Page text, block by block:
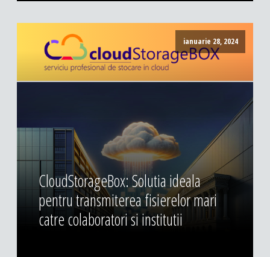
ianuarie 28, 2024
CloudStorageBox: Solutia ideala
pentru transmiterea fisierelor mari
catre colaboratori si institutii